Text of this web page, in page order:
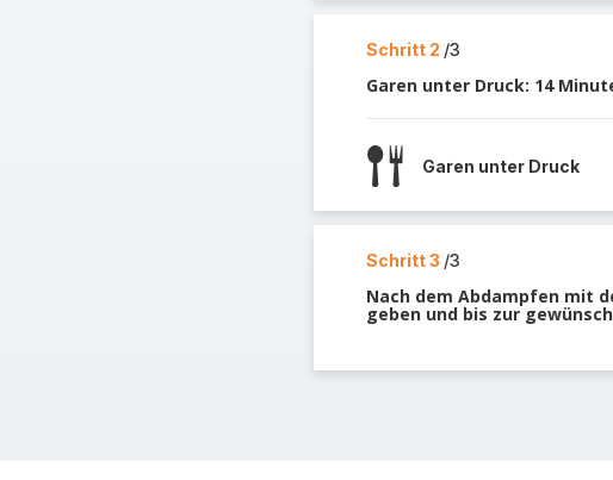
Schritt 2 /3
Garen unter Druck: 14
Garen unter Druck
Schritt 3 /3
Nach dem Abdampfen mit
geben und bis zur